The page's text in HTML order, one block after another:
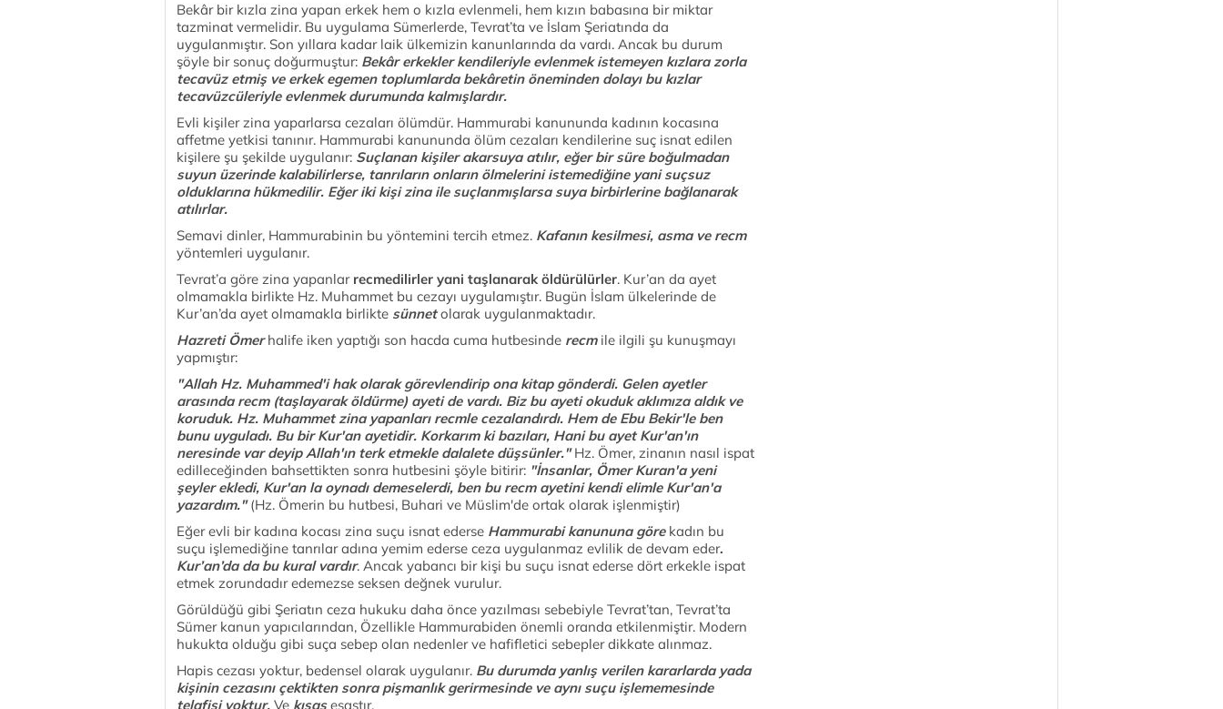
Bekâr bir kızla zina yapan erkek hem o kızla evlenmeli, hem kızın babasına bir miktar
tazminat vermelidir. Bu uygulama Sümerlerde, Tevrat’ta ve İslam Şeriatında da
uygulanmıştır. Son yıllara kadar laik ülkemizin kanunlarında da vardı. Ancak bu durum
şöyle bir sonuç doğurmuştur: Bekâr erkekler kendileriyle evlenmek istemeyen kızlara zorla
tecavüz etmiş ve erkek egemen toplumlarda bekâretin öneminden dolayı bu kızlar
tecavüzcüleriyle evlenmek durumunda kalmışlardır.
Evli kişiler zina yaparlarsa cezaları ölümdür. Hammurabi kanununda kadının kocasına
affetme yetkisi tanınır. Hammurabi kanununda ölüm cezaları kendilerine suç isnat edilen
kişilere şu şekilde uygulanır: Suçlanan kişiler akarsuya atılır, eğer bir süre boğulmadan
suyun üzerinde kalabilirlerse, tanrıların onların ölmelerini istemediğine yani suçsuz
olduklarına hükmedilir. Eğer iki kişi zina ile suçlanmışlarsa suya birbirlerine bağlanarak
atılırlar.
Semavi dinler, Hammurabinin bu yöntemini tercih etmez. Kafanın kesilmesi, asma ve recm
yöntemleri uygulanır.
Tevrat’a göre zina yapanlar recmedilirler yani taşlanarak öldürülürler. Kur’an da ayet
olmamakla birlikte Hz. Muhammet bu cezayı uygulamıştır. Bugün İslam ülkelerinde de
Kur’an’da ayet olmamakla birlikte sünnetolarak uygulanmaktadır.
Hazreti Ömerhalife iken yaptığı son hacda cuma hutbesinde recmile ilgili şu kunuşmayı
yapmıştır:
"Allah Hz. Muhammed'i hak olarak görevlendirip ona kitap gönderdi. Gelen ayetler
arasında recm (taşlayarak öldürme) ayeti de vardı. Biz bu ayeti okuduk aklımıza aldık ve
koruduk. Hz. Muhammet zina yapanları recmle cezalandırdı. Hem de Ebu Bekir'le ben
bunu uyguladı. Bu bir Kur'an ayetidir. Korkarım ki bazıları, Hani bu ayet Kur'an'ın
neresinde var deyip Allah'ın terk etmekle dalalete düşsünler."Hz. Ömer, zinanın nasıl ispat
edilleceğinden bahsettikten sonra hutbesini şöyle bitirir: "İnsanlar, Ömer Kuran'a yeni
şeyler ekledi, Kur'an la oynadı demeselerdi, ben bu recm ayetini kendi elimle Kur'an'a
yazardım."(Hz. Ömerin bu hutbesi, Buhari ve Müslim'de ortak olarak işlenmiştir)
Eğer evli bir kadına kocası zina suçu isnat ederse Hammurabi kanununa görekadın bu
suçu işlemediğine tanrılar adına yemim ederse ceza uygulanmaz evlilik de devam eder.
Kur’an’da da bu kural vardır. Ancak yabancı bir kişi bu suçu isnat ederse dört erkekle ispat
etmek zorundadır edemezse seksen değnek vurulur.
Görüldüğü gibi Şeriatın ceza hukuku daha önce yazılması sebebiyle Tevrat’tan, Tevrat’ta
Sümer kanun yapıcılarından, Özellikle Hammurabiden önemli oranda etkilenmiştir. Modern
hukukta olduğu gibi suça sebep olan nedenler ve hafifletici sebepler dikkate alınmaz.
Hapis cezası yoktur, bedensel olarak uygulanır. Bu durumda yanlış verilen kararlarda yada
kişinin cezasını çektikten sonra pişmanlık gerirmesinde ve aynı suçu işlememesinde
telafisi yoktur. Ve kısasesastır.